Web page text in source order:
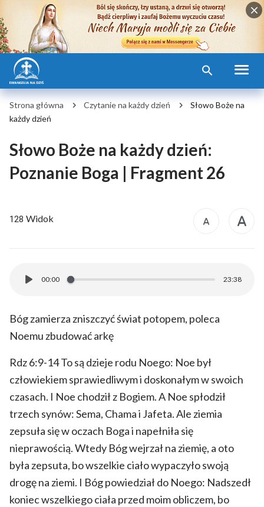
Strona główna Czytanie na każdy dzień
Słowo Boże na
każdy dzień
Słowo Boże na każdy dzień:
Poznanie Boga | Fragment 26
128 Widok
00:00 23:38
Bóg zamierza zniszczyć świat potopem, poleca
Noemu zbudować arkę
Rdz 6:9-14 To są dzieje rodu Noego: Noe był
człowiekiem sprawiedliwym i doskonałym w swoich
czasach. I Noe chodził z Bogiem. A Noe spłodził
trzech synów: Sema, Chama i Jafeta. Ale ziemia
zepsuła się w oczach Boga i napełniła się
nieprawością. Wtedy Bóg wejrzał na ziemię, a oto
była zepsuta, bo wszelkie ciało wypaczyło swoją
drogę na ziemi. I Bóg powiedział do Noego: Nadszedł
koniec wszelkiego ciała przed moim obliczem, bo